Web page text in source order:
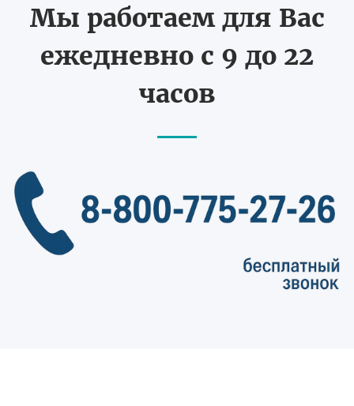
Мы работаем для Вас
ежедневно с 9 до 22
часов